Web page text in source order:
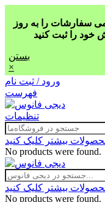
سفارشات را به روز
بستن
×
ورود / ثبت نام
فهرست
تنظیمات
No products were found.
No products were found.